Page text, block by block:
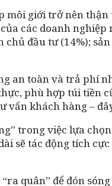
môi giới trở nên
các doanh
đầu tư (14%);
an toàn và trả phí
phù hợp túi tiền
vấn khách hàng –
trong việc lựa
sẽ tác động tích
quân” để đón